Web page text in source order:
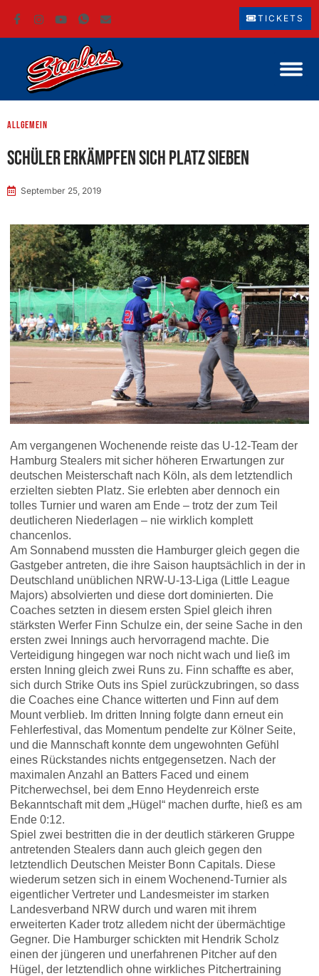
TICKETS
Allgemein
Schüler erkämpfen sich Platz sieben
September 25, 2019
Am vergangenen Wochenende reiste das U-12-Team der
Hamburg Stealers mit sicher höheren Erwartungen zur
deutschen Meisterschaft nach Köln, als dem letztendlich
erzielten siebten Platz. Sie erlebten aber dennoch ein
tolles Turnier und waren am Ende – trotz der zum Teil
deutlicheren Niederlagen – nie wirklich komplett
chancenlos.
Am Sonnabend mussten die Hamburger gleich gegen die
Gastgeber antreten, die ihre Saison hauptsächlich in der in
Deutschland unüblichen NRW-U-13-Liga (Little League
Majors) absolvierten und diese dort dominierten. Die
Coaches setzten in diesem ersten Spiel gleich ihren
stärksten Werfer Finn Schulze ein, der seine Sache in den
ersten zwei Innings auch hervorragend machte. Die
Verteidigung hingegen war noch nicht wach und ließ im
ersten Inning gleich zwei Runs zu. Finn schaffte es aber,
sich durch Strike Outs ins Spiel zurückzubringen, so dass
die Coaches eine Chance witterten und Finn auf dem
Mount verblieb. Im dritten Inning folgte dann erneut ein
Fehlerfestival, das Momentum pendelte zur Kölner Seite,
und die Mannschaft konnte dem ungewohnten Gefühl
eines Rückstandes nichts entgegensetzen. Nach der
maximalen Anzahl an Batters Faced und einem
Pitcherwechsel, bei dem Enno Heydenreich erste
Bekanntschaft mit dem „Hügel“ machen durfte, hieß es am
Ende 0:12.
Spiel zwei bestritten die in der deutlich stärkeren Gruppe
antretenden Stealers dann auch gleich gegen den
letztendlich Deutschen Meister Bonn Capitals. Diese
wiederum setzen sich in einem Wochenend-Turnier als
eigentlicher Vertreter und Landesmeister im starken
Landesverband NRW durch und waren mit ihrem
erweiterten Kader trotz alledem nicht der übermächtige
Gegner. Die Hamburger schickten mit Hendrik Scholz
einen der jüngeren und unerfahrenen Pitcher auf den
Hügel, der letztendlich ohne wirkliches Pitchertraining